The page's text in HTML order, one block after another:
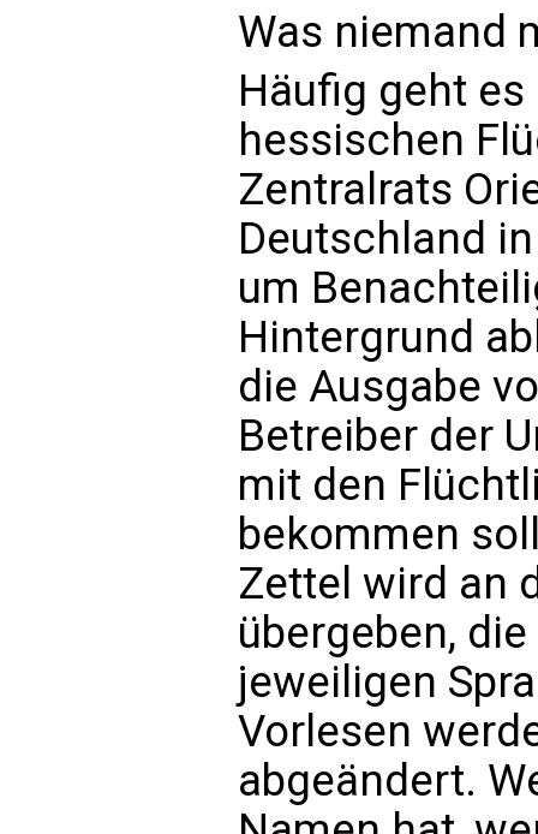
Was niemand
Häufig geht
hessischen
Zentralrats
Deutschland
um
Hintergrund
die Ausgabe
Betreiber der
mit den
bekommen
Zettel wird an
übergeben,
jeweiligen
Vorlesen
abgeändert.